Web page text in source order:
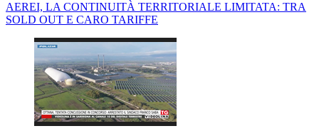
AEREI, LA CONTINUITÀ TERRITORIALE LIMITATA: TRA
SOLD OUT E CARO TARIFFE